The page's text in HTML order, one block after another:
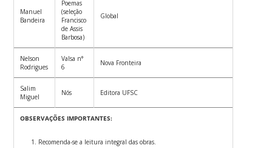
Manuel
Bandeira
Poemas
(seleção
Francisco
de Assis
Barbosa)
Global
Nelson
Rodrigues
Valsa n°
6
Nova Fronteira
Salim
Miguel
Nós Editora UFSC
OBSERVAÇÕES IMPORTANTES:
Recomenda-se a leitura integral das obras.